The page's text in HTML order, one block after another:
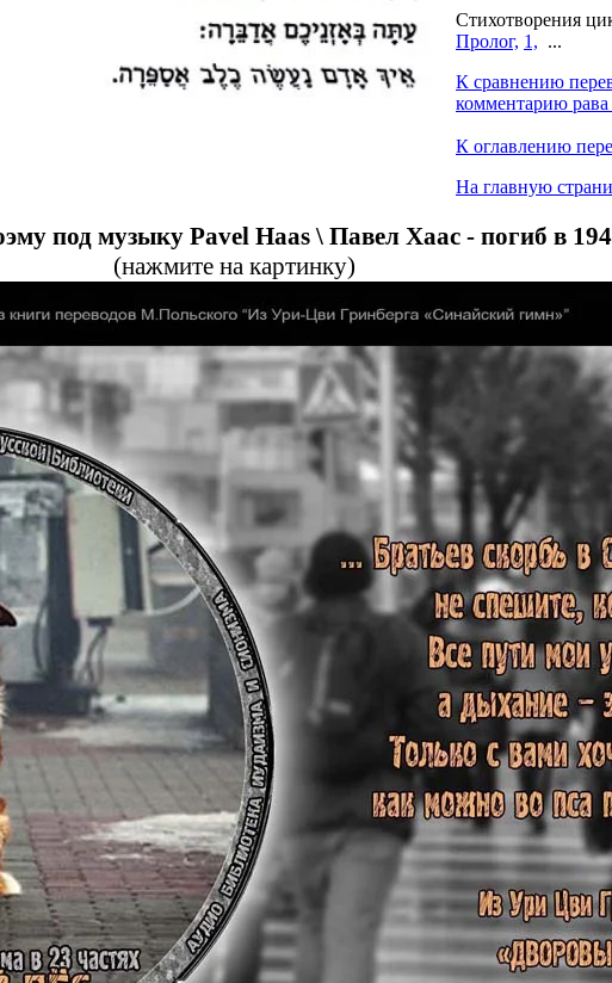
Стихотворения
Пролог, 1, ...
К сравнению
комментарию
К оглавлению
На главную
под музыку Pavel Haas \ Павел Хаас - погиб в
(нажмите на картинку)